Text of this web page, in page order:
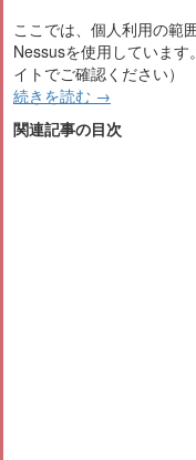
ここでは、個人利用の範
Nessusを使用していま
イトでご確認ください）
続きを読む →
関連記事の目次